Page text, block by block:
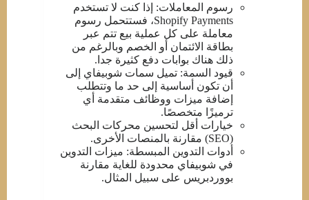
رسوم المعاملات: إذا كنت لا تستخدم
Shopify Payments، فستتحمل رسوم
معاملة على كل عملية بيع تتم عبر
بطاقة الائتمان أو الخصم وبالرغم من
ذلك هناك بوابات دفع كثيرة جدا.
قيود السمة: تميل سمات شوبيفاي إلى
أن تكون أساسية إلى حد ما وتتطلب
إضافة ميزات ووظائف متقدمة أي
ترميزًا متخصصًا.
خيارات أقل لتحسين محركات البحث
(SEO) مقارنة بالمنصات الأخرى.
أدوات التدوين المبسطة: ميزات التدوين
في شوبيفاي محدودة للغاية مقارنة
بووردبريس على سبيل المثال.